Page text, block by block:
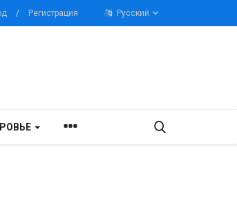
/ Регистрация Русский